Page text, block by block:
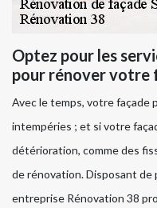
Optez pour les
pour rénover votre
Avec le temps, votre façade
intempéries ; et si votre
détérioration, comme des
de rénovation. Disposant de
entreprise Rénovation 38